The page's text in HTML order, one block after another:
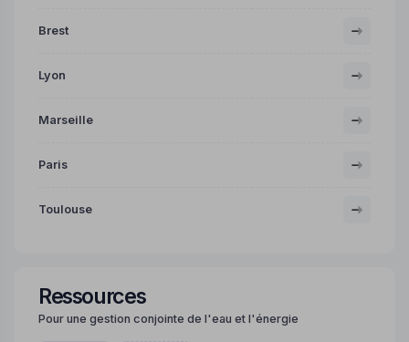
Brest
Lyon
Marseille
Paris
Toulouse
Ressources
Pour une gestion conjointe de l'eau et l'énergie